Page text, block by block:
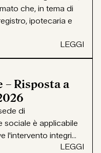
che, in tema di
ipotecaria e
LEGGI
Risposta a
di
è applicabile
l'intervento integri...
LEGGI